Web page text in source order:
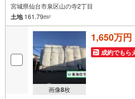
宮城県仙台市泉区山の寺2丁目
土地161.79m2
画像8枚
1,650万円
成約でもら